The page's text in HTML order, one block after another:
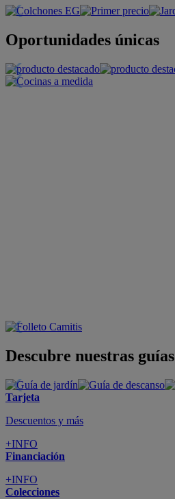
Oportunidades únicas
Descubre nuestras guías
Tarjeta
Descuentos y más
+INFO
Financiación
+INFO
Colecciones